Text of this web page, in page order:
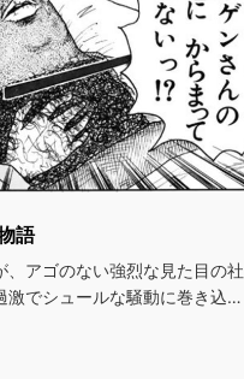
語
、アゴのない強烈な見た目の社
でシュールな騒動に巻き込ま